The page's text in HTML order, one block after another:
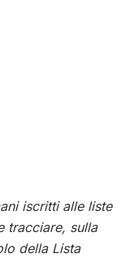
iscritti alle liste
tracciare, sulla
della Lista